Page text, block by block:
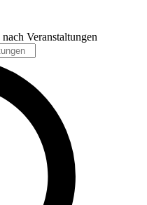
Veranstaltungen